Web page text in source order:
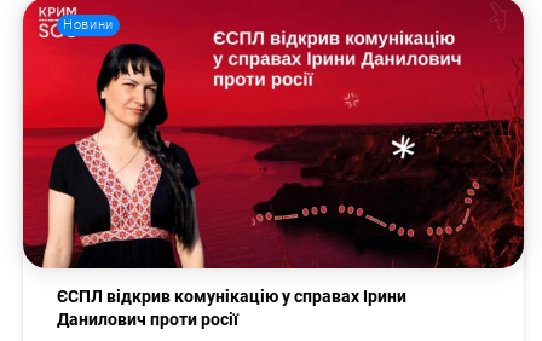
Новини
ЄСПЛ відкрив комунікацію у справах Ірини
Данилович проти росії